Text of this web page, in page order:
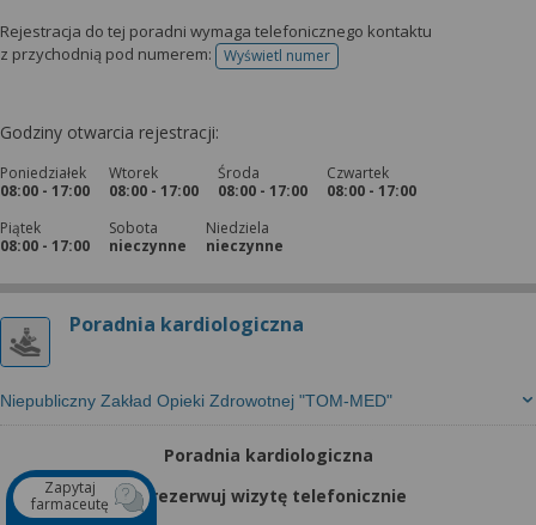
Rejestracja do tej poradni wymaga telefonicznego kontaktu
z przychodnią pod numerem:
Wyświetl numertelefonu do rejestracji
Godziny otwarcia rejestracji:
Poniedziałek
08:00 - 17:00
Wtorek
08:00 - 17:00
Środa
08:00 - 17:00
Czwartek
08:00 - 17:00
Piątek
08:00 - 17:00
Sobota
nieczynne
Niedziela
nieczynne
Poradnia kardiologiczna
Niepubliczny Zakład Opieki Zdrowotnej "TOM-MED"
Poradnia kardiologiczna
Zarezerwuj wizytę telefonicznie
Zapytaj
farmaceutę